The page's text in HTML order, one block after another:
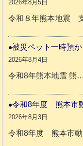
2026年8月5日
令和８年熊本地震
被災ペット一時預
2026年8月4日
令和8年熊本地震
令和8年度 熊本市
2026年8月3日
令和8年度 熊本市